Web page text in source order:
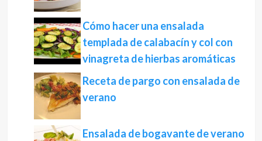
Cómo hacer una ensalada
templada de calabacín y col con
vinagreta de hierbas aromáticas
Receta de pargo con ensalada de
verano
Ensalada de bogavante de verano